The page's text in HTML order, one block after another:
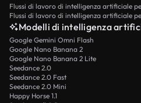
Flussi di lavoro di intelligenza artificiale
Modelli di intelligenza
Google Gemini Omni Flash
Google Nano Banana 2
Google Nano Banana 2 Lite
Seedance 2.0
Seedance 2.0 Fast
Seedance 2.0 Mini
Happy Horse 1.1